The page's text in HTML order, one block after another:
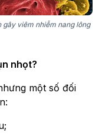
viêm nhiễm nang lông
nhọt?
một số đối